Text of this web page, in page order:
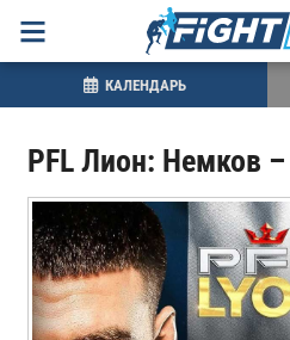
PFL Лион: Немков
КАЛЕНДАРЬ